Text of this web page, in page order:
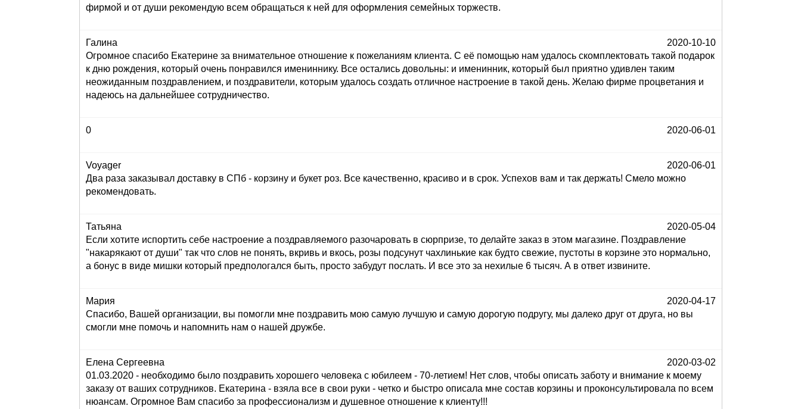
фирмой и от души рекомендую всем обращаться к ней для оформления семейных торжеств.
Галина
2020-10-10
Огромное спасибо Екатерине за внимательное отношение к пожеланиям клиента. С её помощью нам удалось скомплектовать такой подарок
к дню рождения, который очень понравился имениннику. Все остались довольны: и именинник, который был приятно удивлен таким
неожиданным поздравлением, и поздравители, которым удалось создать отличное настроение в такой день. Желаю фирме процветания и
надеюсь на дальнейшее сотрудничество.
2020-06-01
0
Voyager
2020-06-01
Два раза заказывал доставку в СПб - корзину и букет роз. Все качественно, красиво и в срок. Успехов вам и так держать! Смело можно
рекомендовать.
Татьяна
2020-05-04
Если хотите испортить себе настроение а поздравляемого разочаровать в сюрпризе, то делайте заказ в этом магазине. Поздравление
"накарякают от души" так что слов не понять, вкривь и вкось, розы подсунут чахлинькие как будто свежие, пустоты в корзине это нормально,
а бонус в виде мишки который предпологался быть, просто забудут послать. И все это за нехилые 6 тысяч. А в ответ извините.
Мария
2020-04-17
Спасибо, Вашей организации, вы помогли мне поздравить мою самую лучшую и самую дорогую подругу, мы далеко друг от друга, но вы
смогли мне помочь и напомнить нам о нашей дружбе.
Елена Сергеевна
2020-03-02
01.03.2020 - необходимо было поздравить хорошего человека с юбилеем - 70-летием! Нет слов, чтобы описать заботу и внимание к моему
заказу от ваших сотрудников. Екатерина - взяла все в свои руки - четко и быстро описала мне состав корзины и проконсультировала по всем
нюансам. Огромное Вам спасибо за профессионализм и душевное отношение к клиенту!!!